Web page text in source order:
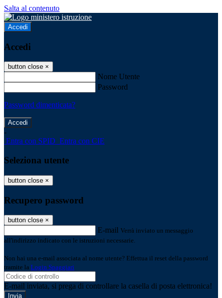
Salta al contenuto
Accedi
Accedi
button close ×
Nome Utente
Password
Password dimenticata?
-
Entra con SPID Entra con CIE
Seleziona utente
button close ×
Recupero password
button close ×
E-mail Verrà inviato un messaggio
all'indirizzo indicato con le istruzioni necessarie.
Non hai una e-mail associata al nome utente? Effettua il reset della password
tramite la Login Spaggiari
E-mail inviata, si prega di controllare la casella di posta elettronica!